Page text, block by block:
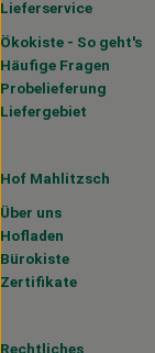
Lieferservice
Ökokiste - So geht's
Häufige Fragen
Probelieferung
Liefergebiet
Hof Mahlitzsch
Über uns
Hofladen
Bürokiste
Zertifikate
Rechtliches